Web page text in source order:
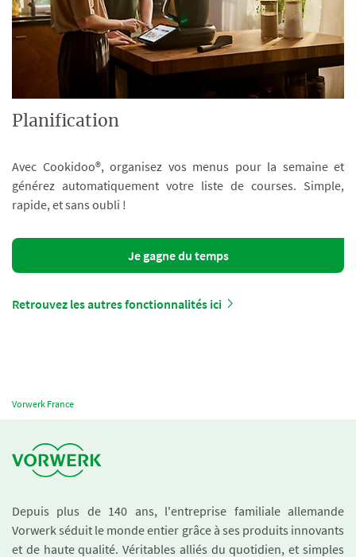
Planification
Avec Cookidoo®, organisez vos menus pour la semaine et
générez automatiquement votre liste de courses. Simple,
rapide, et sans oubli !
Je gagne du temps
Retrouvez les autres fonctionnalités ici
Vorwerk France
Depuis plus de 140 ans, l'entreprise familiale allemande
Vorwerk séduit le monde entier grâce à ses produits innovants
et de haute qualité. Véritables alliés du quotidien, et simples